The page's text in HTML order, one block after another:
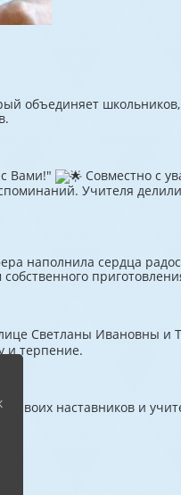
объединяет
Вами!"
Совместно с
Учителя
наполнила сердца
Светланы Ивановны и
и терпение.
своих наставников и